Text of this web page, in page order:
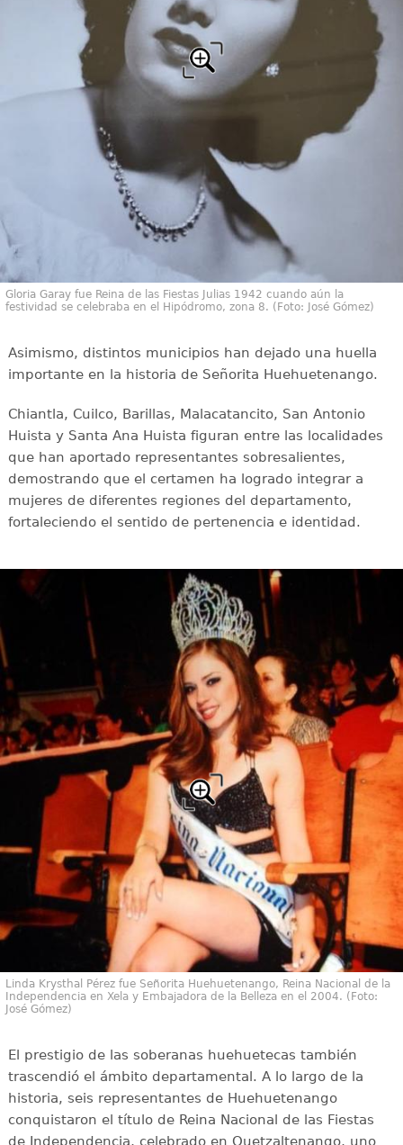
Gloria Garay fue Reina de las Fiestas Julias 1942 cuando aún la
festividad se celebraba en el Hipódromo, zona 8. (Foto: José Gómez)
Asimismo, distintos municipios han dejado una huella
importante en la historia de Señorita Huehuetenango.
Chiantla, Cuilco, Barillas, Malacatancito, San Antonio
Huista y Santa Ana Huista figuran entre las localidades
que han aportado representantes sobresalientes,
demostrando que el certamen ha logrado integrar a
mujeres de diferentes regiones del departamento,
fortaleciendo el sentido de pertenencia e identidad.
Linda Krysthal Pérez fue Señorita Huehuetenango, Reina Nacional de la
Independencia en Xela y Embajadora de la Belleza en el 2004. (Foto:
José Gómez)
El prestigio de las soberanas huehuetecas también
trascendió el ámbito departamental. A lo largo de la
historia, seis representantes de Huehuetenango
conquistaron el título de Reina Nacional de las Fiestas
de Independencia, celebrado en Quetzaltenango, uno